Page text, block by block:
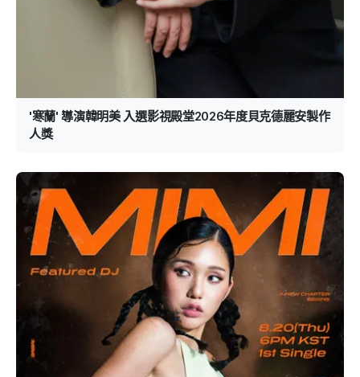
'寒蘭' 導演韓明美 入選影視殿堂2026年度貝克德麗安製作
人獎